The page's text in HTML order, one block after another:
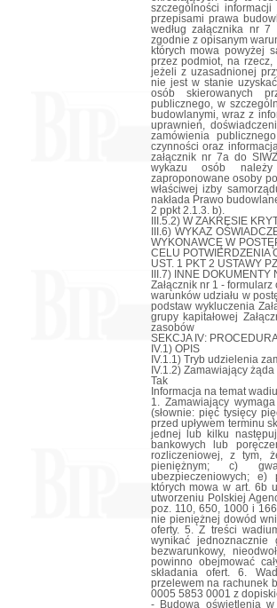
szczególności
przepisami prawa
według załącznika nr
zgodnie z opisanym
których mowa powyżej
przez podmiot, na
jeżeli z uzasadnionej
nie jest w stanie
osób skierowanych
publicznego, w
budowlanymi, wraz z
uprawnień,
zamówienia
czynności oraz
załącznik nr 7a do
wykazu osób należy
zaproponowane osoby
właściwej izby
nakłada Prawo
2 ppkt 2.1.3. b).
III.5.2) W ZAKRESIE
III.6) WYKAZ
WYKONAWCĘ W
CELU POTWIERDZENIA
UST. 1 PKT 2 USTAWY
III.7) INNE DOKUMENTY
Załącznik nr 1 -
warunków udziału w
podstaw wykluczenia
grupy kapitałowej
zasobów
SEKCJA IV:
IV.1) OPIS
IV.1.1) Tryb udzielenia
IV.1.2) Zamawiający
Tak
Informacja na temat
1. Zamawiający
(słownie: pięć tysięcy
przed upływem terminu
jednej lub kilku
bankowych lub
rozliczeniowej, z tym,
pieniężnym; c)
ubezpieczeniowych; e)
których mowa w art. 6b
utworzeniu Polskiej
poz. 110, 650, 1000 i
nie pieniężnej dowód
oferty. 5. Z treści
wynikać jednoznacznie
bezwarunkowy,
powinno obejmować
składania ofert. 6.
przelewem na rachunek
0005 5853 0001 z
- Budowa oświetlenia